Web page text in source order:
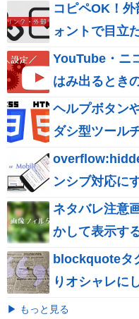
コピペOK！
ォントで目立
YouTube・ニ
はみ出るとき
ヘルプボタン
ダシ型ツール
ンシブ対応に
ネタバレ注意
かして表示す
blockquoteタ
りオシャレに
▶ もっと見る